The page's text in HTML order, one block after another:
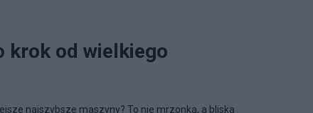
krok od wielkiego
najszybsze maszyny? To nie mrzonka, a bliska